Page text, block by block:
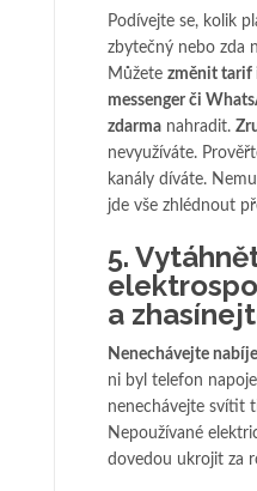
Podívejte se, kolik
zbytečný nebo zda
Můžete změnit tarif
messenger či
zdarma nahradit.
nevyužíváte.
kanály díváte.
jde vše zhlédnout
5.
a
Nenechávejte
ni byl telefon
nenechávejte svítit
Nepoužívané
dovedou ukrojit za